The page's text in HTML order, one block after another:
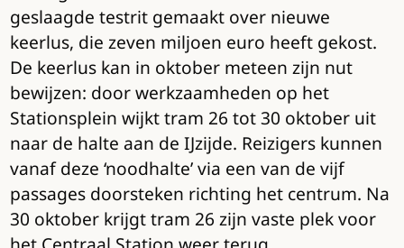
geslaagde testrit gemaakt over nieuwe
keerlus, die zeven miljoen euro heeft gekost.
De keerlus kan in oktober meteen zijn nut
bewijzen: door werkzaamheden op het
Stationsplein wijkt tram 26 tot 30 oktober uit
naar de halte aan de IJzijde. Reizigers kunnen
vanaf deze ‘noodhalte’ via een van de vijf
passages doorsteken richting het centrum. Na
30 oktober krijgt tram 26 zijn vaste plek voor